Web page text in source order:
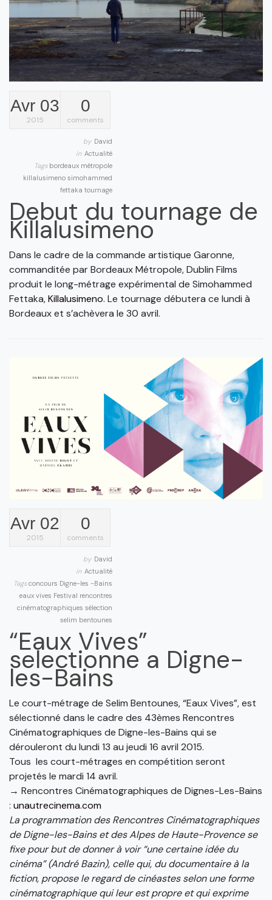
Avr 03
2015
0
comments
by David
in Actualité
Tags bordeaux métropole
killalusimeno simohammed
fettaka tournage
Debut du tournage de
Killalusimeno
Dans le cadre de la commande artistique Garonne,
commanditée par Bordeaux Métropole, Dublin Films
produit le long-métrage expérimental de Simohammed
Fettaka,Killalusimeno. Le tournage débutera ce lundi à
Bordeaux et s’achèvera le 30 avril.
Avr 02
2015
0
comments
by David
in Actualité
Tagsconcours Digne-les -Bains
eaux vives Festival rencontres
cinématographiques sélection
selim bentounes
“Eaux Vives”
selectionne a Digne-
les-Bains
Le court-métrage de Selim Bentounes, “Eaux Vives”, est
sélectionné dans le cadre des 43èmes Rencontres
Cinématographiques de Digne-les-Bains qui se
dérouleront du lundi 13 au jeudi 16 avril 2015.
Tous les court-métrages en compétition seront
projetés le mardi 14 avril.
→ Rencontres Cinématographiques de Dignes-Les-Bains
: unautrecinema.com
La programmation des Rencontres Cinématographiques
de Digne-les-Bains et des Alpes de Haute-Provence se
fixe pour but de donner à voir “une certaine idée du
cinéma” (André Bazin), celle qui, du documentaire à la
fiction, propose le regard de cinéastes selon une forme
cinématographique qui leur est propre et qui exprime